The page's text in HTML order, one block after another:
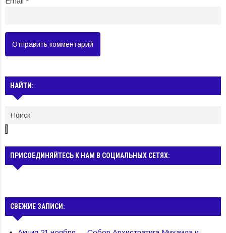
НАЙТИ:
ПРИСОЕДИНЯЙТЕСЬ К НАМ В СОЦИАЛЬНЫХ СЕТЯХ:
СВЕЖИЕ ЗАПИСИ: